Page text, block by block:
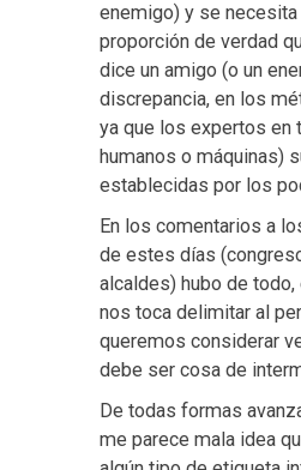
enemigo) y se
proporción de verdad
dice un amigo (o un
discrepancia, en los
ya que los expertos en
humanos o máquinas)
establecidas por los
En los comentarios a
de estes días
alcaldes) hubo de
nos toca delimitar al
queremos considerar
debe ser cosa de
De todas formas
me parece mala idea